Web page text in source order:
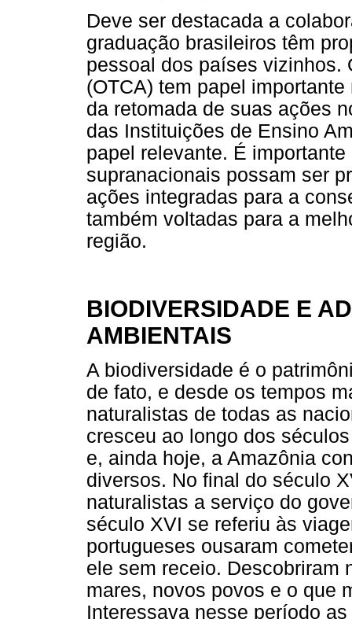
Deve ser destacada a
graduação brasileiros têm
pessoal dos países vizinhos.
(OTCA) tem papel
da retomada de suas ações
das Instituições de Ensino
papel relevante. É
supranacionais possam ser
ações integradas para a
também voltadas para a
região.
BIODIVERSIDADE E
AMBIENTAIS
A biodiversidade é o
de fato, e desde os tempos
naturalistas de todas as
cresceu ao longo dos
e, ainda hoje, a Amazônia
diversos. No final do século
naturalistas a serviço do
século XVI se referiu às
portugueses ousaram
ele sem receio. Descobriram
mares, novos povos e o que
Interessava nesse período